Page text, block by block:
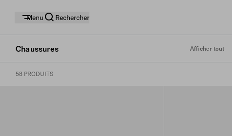
Menu Rechercher
Chaussures Afficher tout
58 PRODUITS